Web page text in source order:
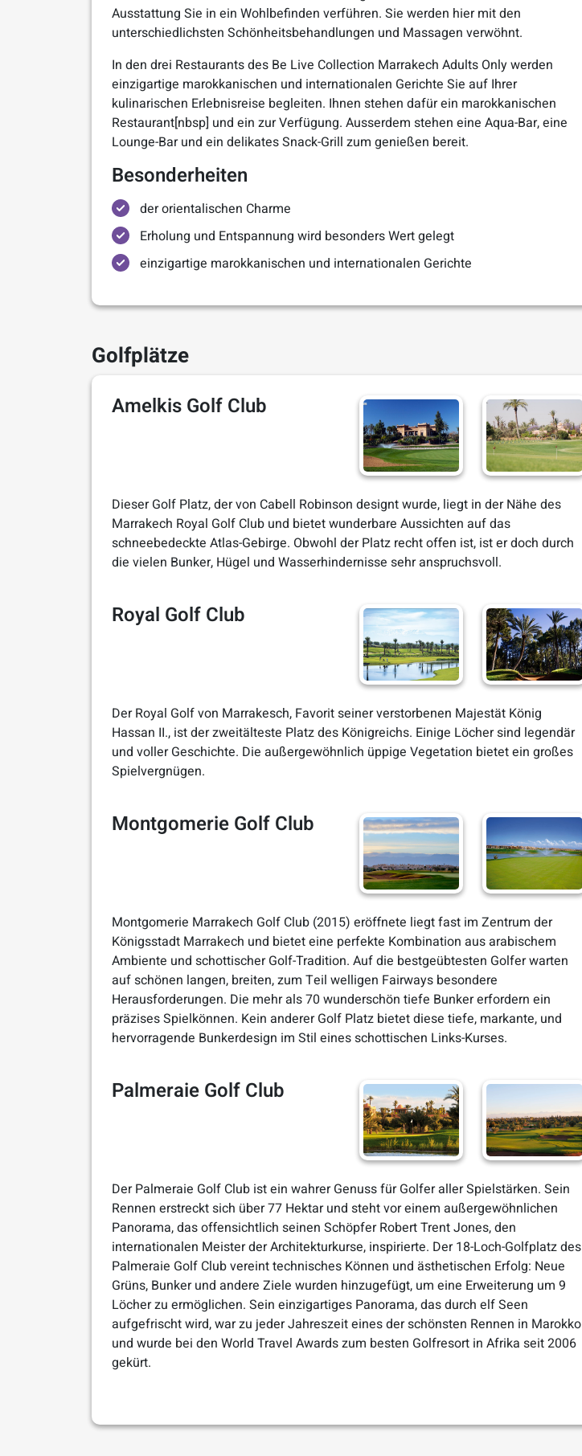
Ausstattung Sie in ein Wohlbefinden verführen. Sie werden hier mit den
unterschiedlichsten Schönheitsbehandlungen und Massagen verwöhnt.
In den drei Restaurants des Be Live Collection Marrakech Adults Only werden
einzigartige marokkanischen und internationalen Gerichte Sie auf Ihrer
kulinarischen Erlebnisreise begleiten. Ihnen stehen dafür ein marokkanischen
Restaurant[nbsp] und ein zur Verfügung. Ausserdem stehen eine Aqua-Bar, eine
Lounge-Bar und ein delikates Snack-Grill zum genießen bereit.
Besonderheiten
der orientalischen Charme
Erholung und Entspannung wird besonders Wert gelegt
einzigartige marokkanischen und internationalen Gerichte
Golfplätze
Amelkis Golf Club
Dieser Golf Platz, der von Cabell Robinson designt wurde, liegt in der Nähe des
Marrakech Royal Golf Club und bietet wunderbare Aussichten auf das
schneebedeckte Atlas-Gebirge. Obwohl der Platz recht offen ist, ist er doch durch
die vielen Bunker, Hügel und Wasserhindernisse sehr anspruchsvoll.
Royal Golf Club
Der Royal Golf von Marrakesch, Favorit seiner verstorbenen Majestät König
Hassan II., ist der zweitälteste Platz des Königreichs. Einige Löcher sind legendär
und voller Geschichte. Die außergewöhnlich üppige Vegetation bietet ein großes
Spielvergnügen.
Montgomerie Golf Club
Montgomerie Marrakech Golf Club (2015) eröffnete liegt fast im Zentrum der
Königsstadt Marrakech und bietet eine perfekte Kombination aus arabischem
Ambiente und schottischer Golf-Tradition. Auf die bestgeübtesten Golfer warten
auf schönen langen, breiten, zum Teil welligen Fairways besondere
Herausforderungen. Die mehr als 70 wunderschön tiefe Bunker erfordern ein
präzises Spielkönnen. Kein anderer Golf Platz bietet diese tiefe, markante, und
hervorragende Bunkerdesign im Stil eines schottischen Links-Kurses.
Palmeraie Golf Club
Der Palmeraie Golf Club ist ein wahrer Genuss für Golfer aller Spielstärken. Sein
Rennen erstreckt sich über 77 Hektar und steht vor einem außergewöhnlichen
Panorama, das offensichtlich seinen Schöpfer Robert Trent Jones, den
internationalen Meister der Architekturkurse, inspirierte. Der 18-Loch-Golfplatz des
Palmeraie Golf Club vereint technisches Können und ästhetischen Erfolg: Neue
Grüns, Bunker und andere Ziele wurden hinzugefügt, um eine Erweiterung um 9
Löcher zu ermöglichen. Sein einzigartiges Panorama, das durch elf Seen
aufgefrischt wird, war zu jeder Jahreszeit eines der schönsten Rennen in Marokko
und wurde bei den World Travel Awards zum besten Golfresort in Afrika seit 2006
gekürt.